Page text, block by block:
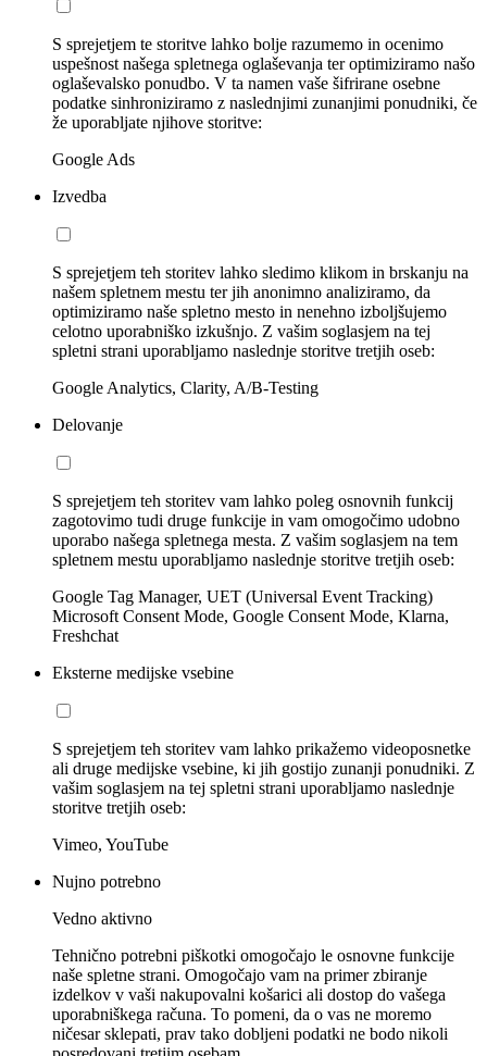
S sprejetjem te storitve lahko bolje razumemo in ocenimo
uspešnost našega spletnega oglaševanja ter optimiziramo našo
oglaševalsko ponudbo. V ta namen vaše šifrirane osebne
podatke sinhroniziramo z naslednjimi zunanjimi ponudniki, če
že uporabljate njihove storitve:
Google Ads
Izvedba
S sprejetjem teh storitev lahko sledimo klikom in brskanju na
našem spletnem mestu ter jih anonimno analiziramo, da
optimiziramo naše spletno mesto in nenehno izboljšujemo
celotno uporabniško izkušnjo. Z vašim soglasjem na tej
spletni strani uporabljamo naslednje storitve tretjih oseb:
Google Analytics, Clarity, A/B-Testing
Delovanje
S sprejetjem teh storitev vam lahko poleg osnovnih funkcij
zagotovimo tudi druge funkcije in vam omogočimo udobno
uporabo našega spletnega mesta. Z vašim soglasjem na tem
spletnem mestu uporabljamo naslednje storitve tretjih oseb:
Google Tag Manager, UET (Universal Event Tracking)
Microsoft Consent Mode, Google Consent Mode, Klarna,
Freshchat
Eksterne medijske vsebine
S sprejetjem teh storitev vam lahko prikažemo videoposnetke
ali druge medijske vsebine, ki jih gostijo zunanji ponudniki. Z
vašim soglasjem na tej spletni strani uporabljamo naslednje
storitve tretjih oseb:
Vimeo, YouTube
Nujno potrebno
Vedno aktivno
Tehnično potrebni piškotki omogočajo le osnovne funkcije
naše spletne strani. Omogočajo vam na primer zbiranje
izdelkov v vaši nakupovalni košarici ali dostop do vašega
uporabniškega računa. To pomeni, da o vas ne moremo
ničesar sklepati, prav tako dobljeni podatki ne bodo nikoli